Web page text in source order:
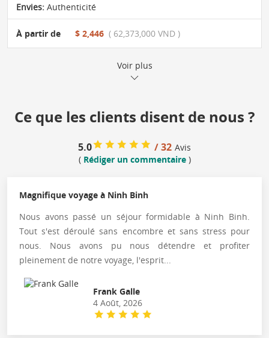
Envies: Authenticité
À partir de $ 2,446 ( 62,373,000 VND )
Voir plus
Ce que les clients disent de nous ?
5.0 / 32 Avis
( Rédiger un commentaire)
Magnifique voyage à Ninh Binh
Nous avons passé un séjour formidable à Ninh Binh.
Tout s'est déroulé sans encombre et sans stress pour
nous. Nous avons pu nous détendre et profiter
pleinement de notre voyage, l'esprit...
Frank Galle
4 Août, 2026